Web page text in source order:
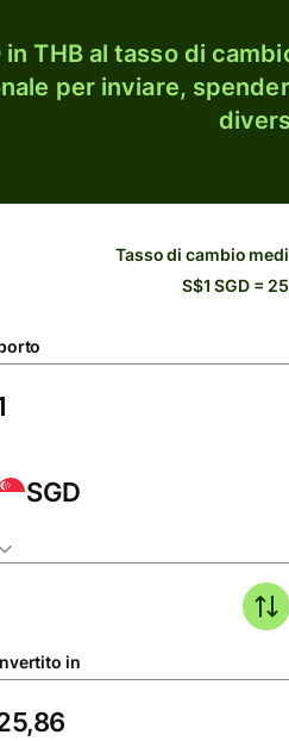
in THB al tasso di
per inviare,
Tasso di cambio
S$1 SGD =
SGD
in